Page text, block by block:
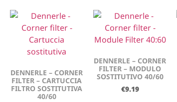
DENNERLE – CORNER
FILTER – CARTUCCIA
FILTRO SOSTITUTIVA
40/60
DENNERLE – CORNER
FILTER – MODULO
SOSTITUTIVO 40/60
€9.19